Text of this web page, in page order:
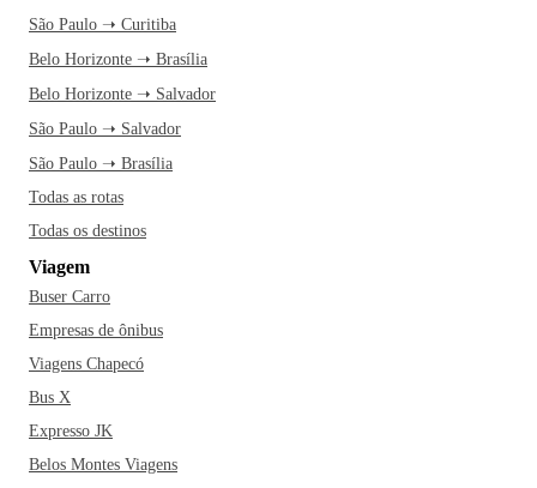
São Paulo ➝ Curitiba
Belo Horizonte ➝ Brasília
Belo Horizonte ➝ Salvador
São Paulo ➝ Salvador
São Paulo ➝ Brasília
Todas as rotas
Todas os destinos
Viagem
Buser Carro
Empresas de ônibus
Viagens Chapecó
Bus X
Expresso JK
Belos Montes Viagens